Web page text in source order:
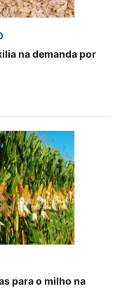
na demanda por
para o milho na